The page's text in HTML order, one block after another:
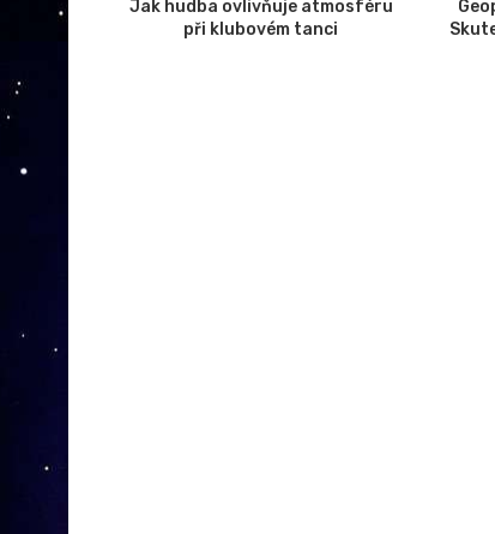
zlevňují,
Jak hudba ovlivňuje atmosféru
při klubovém tanci